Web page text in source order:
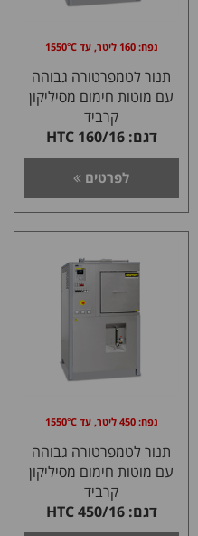
נפח: 160 ליטר, עד 1550°C
תנור לטמפרטורה גבוהה
עם מוטות חימום מסיליקון
קרביד
דגם: HTC 160/16
לפרטים
נפח: 450 ליטר, עד 1550°C
תנור לטמפרטורה גבוהה
עם מוטות חימום מסיליקון
קרביד
דגם: HTC 450/16